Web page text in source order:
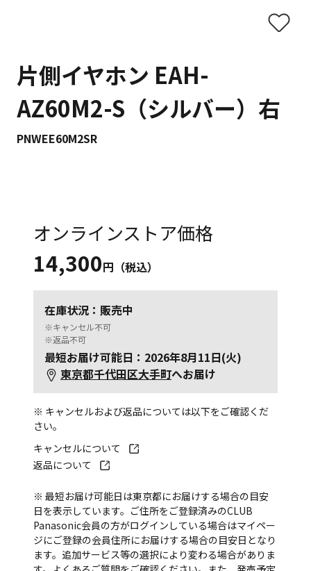
片側イヤホン EAH-
AZ60M2-S（シルバー）右
PNWEE60M2SR
オンラインストア価格
14,300円（税込）
在庫状況：販売中
※キャンセル不可
※返品不可
最短お届け可能日：2026年8月11日(火)
東京都千代田区大手町へお届け
※ キャンセルおよび返品については以下をご確認くだ
さい。
キャンセルについて
返品について
※ 最短お届け可能日は東京都にお届けする場合の目安
日を表示しています。ご住所をご登録済みのCLUB
Panasonic会員の方がログインしている場合はマイペー
ジにご登録の会員住所にお届けする場合の目安日となり
ます。追加サービス等の選択により変わる場合がありま